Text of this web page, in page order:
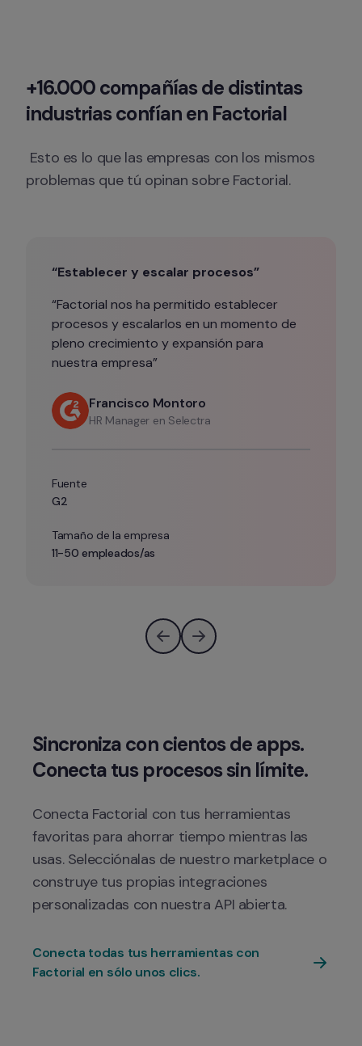
+16.000 compañías de distintas
industrias confían en Factorial
problemas que tú opinan sobre Factorial.
“Establecer y escalar procesos”
“Factorial nos ha permitido establecer
procesos y escalarlos en un momento de
pleno crecimiento y expansión para
nuestra empresa”
Francisco Montoro
HR Manager en Selectra
Fuente
G2
Tamaño de la empresa
11-50 empleados/as
Sincroniza con cientos de apps.
Conecta Factorial con tus herramientas
favoritas para ahorrar tiempo mientras las
usas. Selecciónalas de nuestro marketplace o
construye tus propias integraciones
personalizadas con nuestra API abierta.
Conecta todas tus herramientas con
Factorial en sólo unos clics.